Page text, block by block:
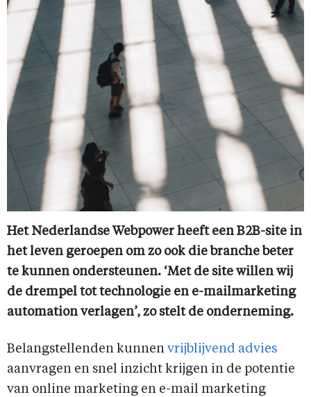
Het Nederlandse Webpower heeft een B2B-site in
het leven geroepen om zo ook die branche beter
te kunnen ondersteunen. ‘Met de site willen wij
de drempel tot technologie en e-mailmarketing
automation verlagen’, zo stelt de onderneming.
Belangstellenden kunnen vrijblijvend advies
aanvragen en snel inzicht krijgen in de potentie
van online marketing en e-mail marketing